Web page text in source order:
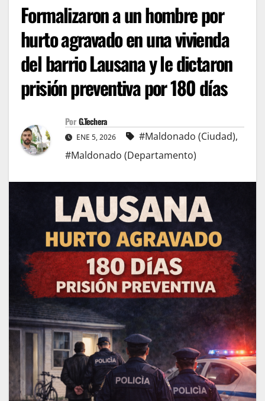
Formalizaron a un hombre por
hurto agravado en una vivienda
del barrio Lausana y le dictaron
prisión preventiva por 180 días
Por G.Techera
ENE 5, 2026 #Maldonado (Ciudad),
#Maldonado (Departamento)